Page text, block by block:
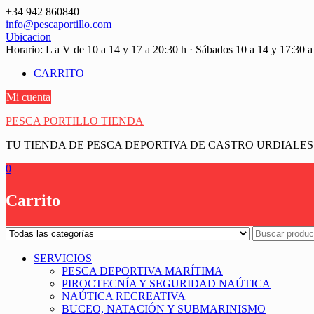
Saltar
contenido
+34 942 860840
info@pescaportillo.com
Ubicacion
Horario: L a V de 10 a 14 y 17 a 20:30 h · Sábados 10 a 14 y 17:30
CARRITO
Mi cuenta
PESCA PORTILLO TIENDA
TU TIENDA DE PESCA DEPORTIVA DE CASTRO URDIALES
0
Carrito
SERVICIOS
PESCA DEPORTIVA MARÍTIMA
PIROCTECNÍA Y SEGURIDAD NAÚTICA
NAÚTICA RECREATIVA
BUCEO, NATACIÓN Y SUBMARINISMO